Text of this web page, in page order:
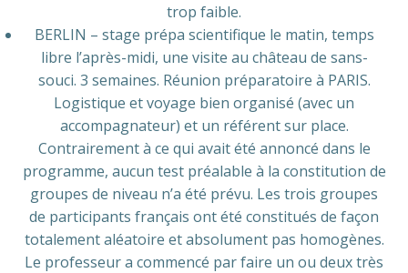
trop faible.
BERLIN – stage prépa scientifique le matin, temps
libre l’après-midi, une visite au château de sans-
souci. 3 semaines. Réunion préparatoire à PARIS.
Logistique et voyage bien organisé (avec un
accompagnateur) et un référent sur place.
Contrairement à ce qui avait été annoncé dans le
programme, aucun test préalable à la constitution de
groupes de niveau n’a été prévu. Les trois groupes
de participants français ont été constitués de façon
totalement aléatoire et absolument pas homogènes.
Le professeur a commencé par faire un ou deux très